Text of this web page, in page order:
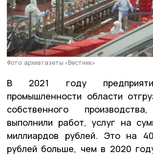
Фото: архив газеты «Вестник»
В 2021 году
промышленности области
собственного
выполнили работ, услуг на
миллиардов рублей. Это на
рублей больше, чем в 2020